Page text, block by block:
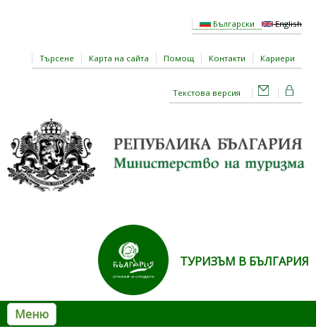
Български English
Търсене Карта на сайта Помощ Контакти Кариери
Текстова версия
ТУРИЗЪМ В БЪЛГАРИЯ
Меню